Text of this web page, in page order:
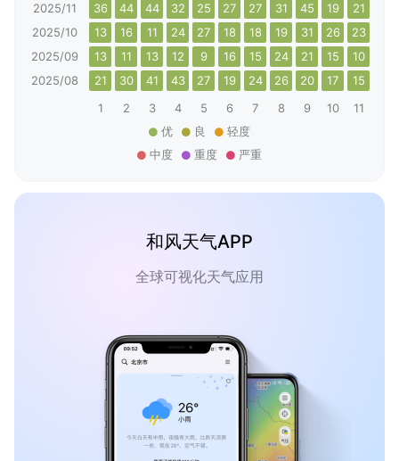
2025/11
36 44 44 32 25 27 27 31 45 19 21
2025/10
13 16 11 24 27 18 18 19 31 26 23
2025/09
13 11 13 12 9 16 15 24 21 15 10
2025/08
21 30 41 43 27 19 24 26 20 17 15
1
2 3 4 5 6 7 8 9 10 11
优
良
轻度
中度
重度 严重
和风天气APP
全球可视化天气应用